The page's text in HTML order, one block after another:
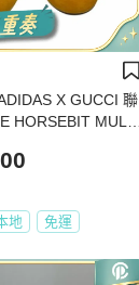
X GUCCI 聯
HORSEBIT MULE
地 免運